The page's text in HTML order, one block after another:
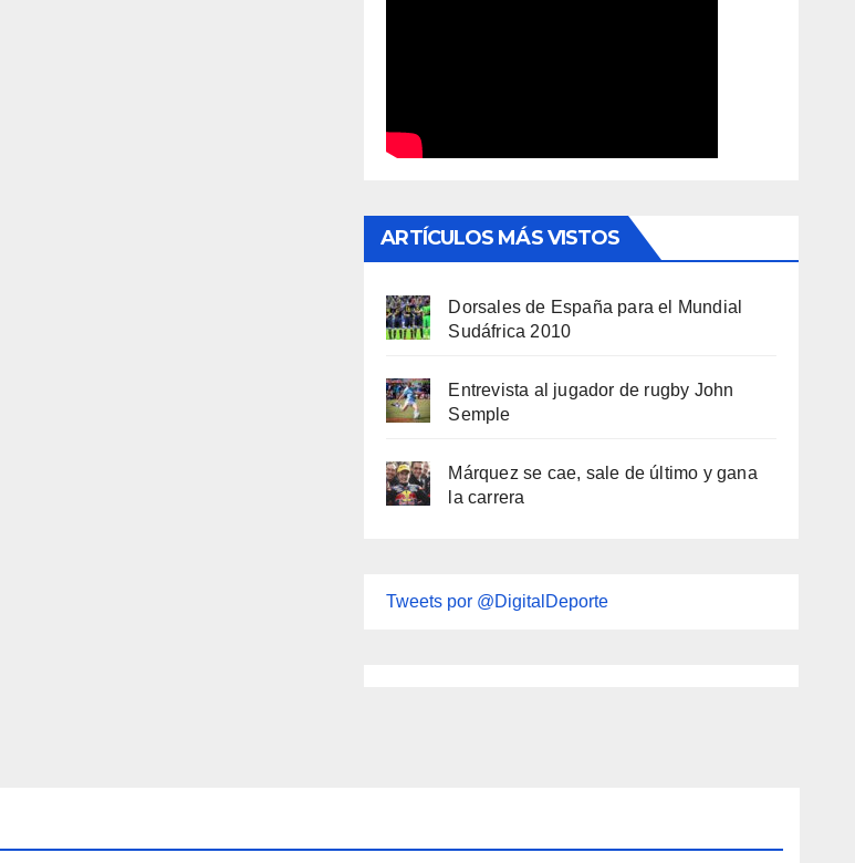
ARTÍCULOS MÁS VISTOS
Dorsales de España para el Mundial
Sudáfrica 2010
Entrevista al jugador de rugby John
Semple
Márquez se cae, sale de último y gana
la carrera
Tweets por @DigitalDeporte